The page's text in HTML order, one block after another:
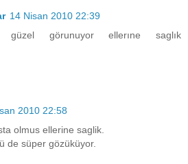
14 Nisan 2010 22:39
güzel görunuyor ellerıne saglık
2010 22:58
olmus ellerine saglik.
de süper gözüküyor.